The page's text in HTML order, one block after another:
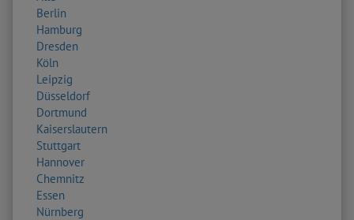
Berlin
Hamburg
Dresden
Köln
Leipzig
Düsseldorf
Dortmund
Kaiserslautern
Stuttgart
Hannover
Chemnitz
Essen
Nürnberg